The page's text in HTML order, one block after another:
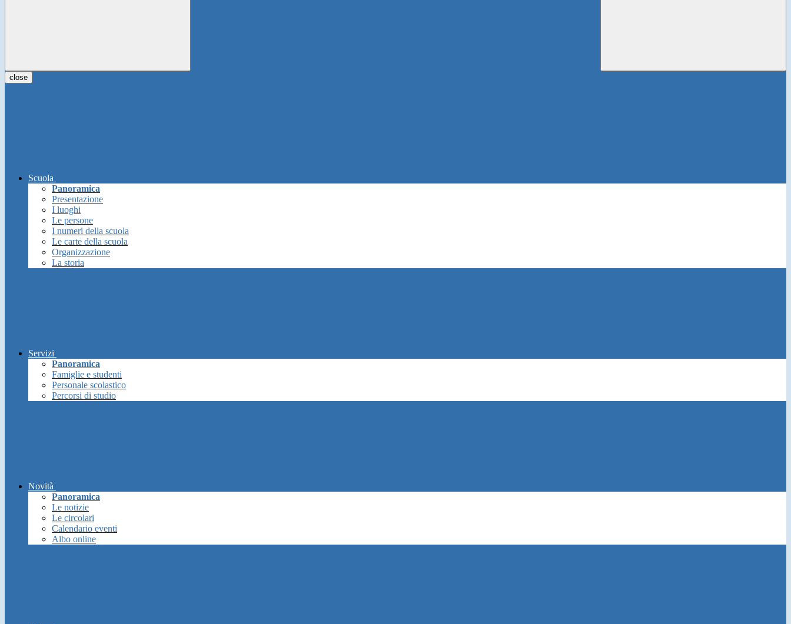
close
Scuola
Panoramica
Presentazione
I luoghi
Le persone
I numeri della scuola
Le carte della scuola
Organizzazione
La storia
Servizi
Panoramica
Famiglie e studenti
Personale scolastico
Percorsi di studio
Novità
Panoramica
Le notizie
Le circolari
Calendario eventi
Albo online